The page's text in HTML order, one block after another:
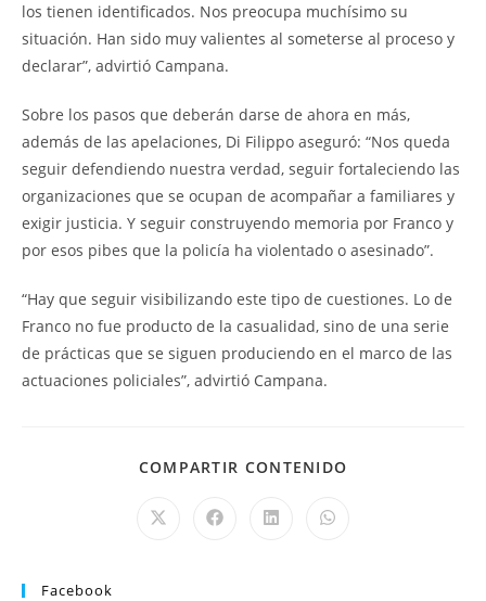
los tienen identificados. Nos preocupa muchísimo su
situación. Han sido muy valientes al someterse al proceso y
declarar”, advirtió Campana.
Sobre los pasos que deberán darse de ahora en más,
además de las apelaciones, Di Filippo aseguró: “Nos queda
seguir defendiendo nuestra verdad, seguir fortaleciendo las
organizaciones que se ocupan de acompañar a familiares y
exigir justicia. Y seguir construyendo memoria por Franco y
por esos pibes que la policía ha violentado o asesinado”.
“Hay que seguir visibilizando este tipo de cuestiones. Lo de
Franco no fue producto de la casualidad, sino de una serie
de prácticas que se siguen produciendo en el marco de las
actuaciones policiales”, advirtió Campana.
COMPARTIR CONTENIDO
Facebook